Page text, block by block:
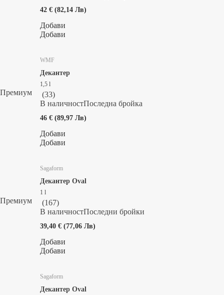
42 € (82,14 Лв)
Добави
Добави
Премиум
WMF
Декантер
1,5 l
(33)
В наличностПоследна бройка
46 € (89,97 Лв)
Добави
Добави
Премиум
Sagaform
Декантер Oval
1 l
(167)
В наличностПоследни бройки
39,40 € (77,06 Лв)
Добави
Добави
Sagaform
Декантер Oval